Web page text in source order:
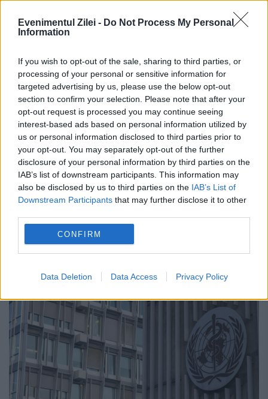
Evenimentul Zilei - Do Not Process My Personal
Information
If you wish to opt-out of the sale, sharing to third parties, or
processing of your personal or sensitive information for
targeted advertising by us, please use the below opt-out
section to confirm your selection. Please note that after your
opt-out request is processed you may continue seeing
interest-based ads based on personal information utilized by
us or personal information disclosed to third parties prior to
your opt-out. You may separately opt-out of the further
disclosure of your personal information by third parties on the
IAB’s list of downstream participants. This information may
also be disclosed by us to third parties on the IAB’s List of
Downstream Participants that may further disclose it to other
CONFIRM
Data Deletion Data Access Privacy Policy
Creatura care ne poate ucide. Toxinele
ei pot provoca decesul prin șoc
anafilactic
20 AUGUST 2023
Broasca râioasă brună face parte din familia
bufonide, întâlnită în locuri umede prin
livezi, păduri, culturi, în jurul așezărilor
omenești (în crăpăturile zidurilor și în
pivnițe). Această creatură are toxine...